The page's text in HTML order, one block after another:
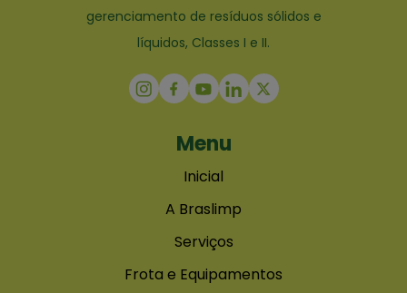
gerenciamento de resíduos sólidos e
líquidos, Classes I e II.
Menu
Inicial
A Braslimp
Serviços
Frota e Equipamentos